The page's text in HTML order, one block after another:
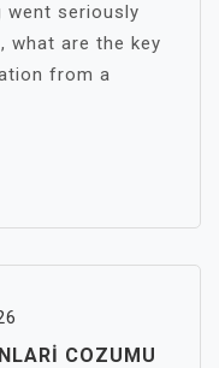
went seriously
what are the key
from a
COZUMU